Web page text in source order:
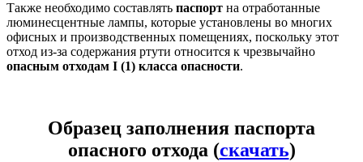
Также необходимо составлять паспорт на отработанные
люминесцентные лампы, которые установлены во многих
офисных и производственных помещениях, поскольку этот
отход из-за содержания ртути относится к чрезвычайно
опасным отходам I (1) класса опасности.
Образец заполнения паспорта
опасного отхода (скачать)